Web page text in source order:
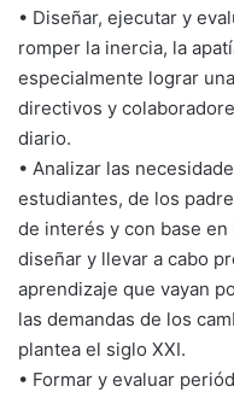
• Diseñar, ejecutar y
romper la inercia, la
especialmente lograr
directivos y
diario.
• Analizar las
estudiantes, de los
de interés y con base
diseñar y llevar a cabo
aprendizaje que vayan
las demandas de los
plantea el siglo XXI.
• Formar y evaluar